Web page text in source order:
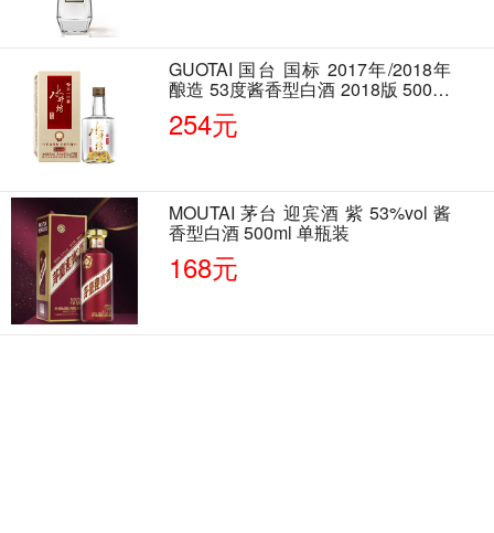
GUOTAI 国台 国标 2017年/2018年
酿造 53度酱香型白酒 2018版 500ml
单瓶装
254元
MOUTAI 茅台 迎宾酒 紫 53%vol 酱
香型白酒 500ml 单瓶装
168元